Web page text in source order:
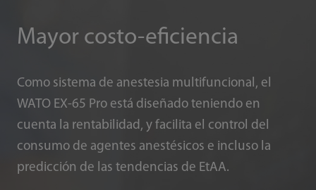
Mayor costo-eficiencia
Como sistema de anestesia multifuncional, el
WATO EX-65 Pro está diseñado teniendo en
cuenta la rentabilidad, y facilita el control del
consumo de agentes anestésicos e incluso la
predicción de las tendencias de EtAA.